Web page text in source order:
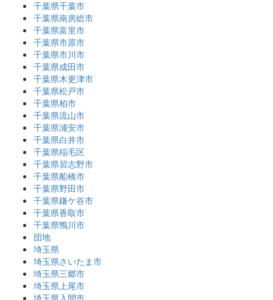
千葉県千葉市
千葉県南房総市
千葉県富里市
千葉県市原市
千葉県市川市
千葉県成田市
千葉県木更津市
千葉県松戸市
千葉県柏市
千葉県流山市
千葉県浦安市
千葉県白井市
千葉県稲毛区
千葉県習志野市
千葉県船橋市
千葉県野田市
千葉県鎌ケ谷市
千葉県香取市
千葉県鴨川市
団地
埼玉県
埼玉県さいたま市
埼玉県三郷市
埼玉県上尾市
埼玉県入間市